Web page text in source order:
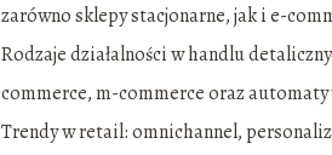
zarówno sklepy stacjonarne, jak i e-
Rodzaje działalności w handlu
commerce, m-commerce oraz
Trendy w retail: omnichannel,